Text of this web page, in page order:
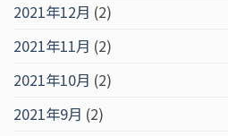
2021年12月 (2)
2021年11月 (2)
2021年10月 (2)
2021年9月 (2)